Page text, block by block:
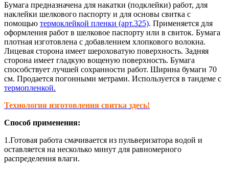
Бумага предназначена для накатки (подклейки) работ, для
наклейки шелкового паспорту и для основы свитка с
помощью термоклейкой пленки (арт.325). Применяется для
оформления работ в шелковое паспорту или в свиток. Бумага
плотная изготовлена с добавлением хлопкового волокна.
Лицевая сторона имеет шероховатую поверхность. Задняя
сторона имеет гладкую вощеную поверхность. Бумага
способствует лучшей сохранности работ. Ширина бумаги 70
см. Продается погонными метрами. Используется в тандеме с
термопленкой.
Технология изготовления свитка здесь!
Способ применения:
1.Готовая работа смачивается из пульверизатора водой и
оставляется на несколько минут для равномерного
распределения влаги.